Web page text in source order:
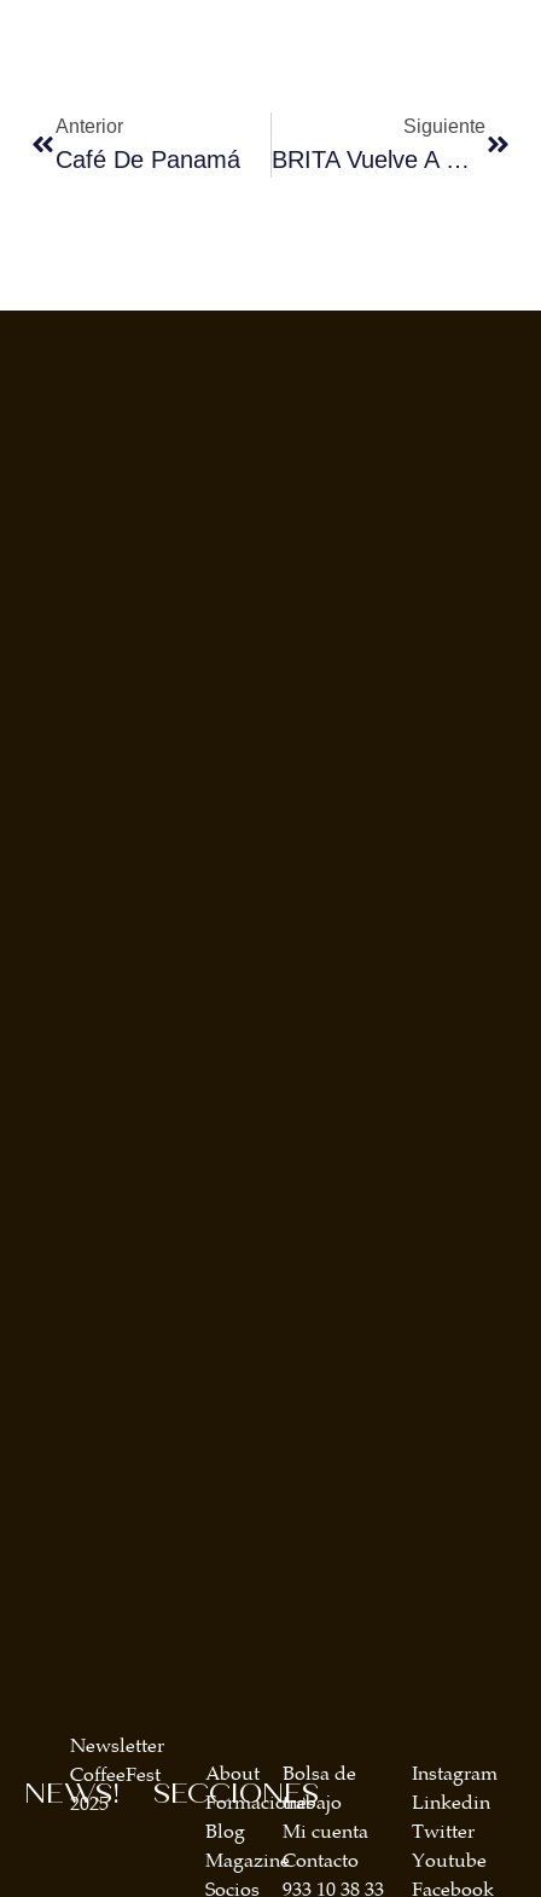
Anterior
Café De Panamá
Siguiente
BRITA Vuelve A Unir Fuerzas Con La ONG Whale And Dolphin Conservation (WDC) En Su Lucha Contra El Cambio Climático
SECCIONES
About
Formaciones
Blog
Magazine
Socios
Bolsa de
trabajo
Mi cuenta
Contacto
933 10 38 33
NEWS!
Newsletter
CoffeeFest
2025
Instagram
Linkedin
Twitter
Youtube
Facebook